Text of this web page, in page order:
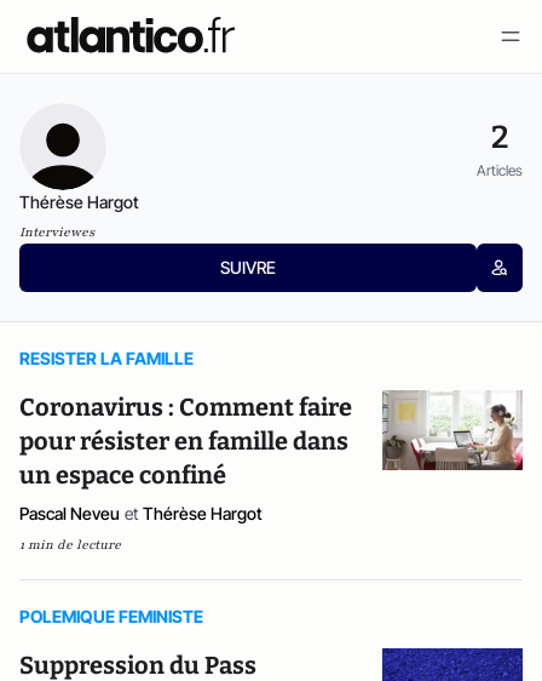
2
Articles
Thérèse Hargot
Interviewes
SUIVRE
RESISTER LA FAMILLE
Coronavirus : Comment faire
pour résister en famille dans
un espace confiné
Pascal Neveu et Thérèse Hargot
1 min de lecture
POLEMIQUE FEMINISTE
Suppression du Pass